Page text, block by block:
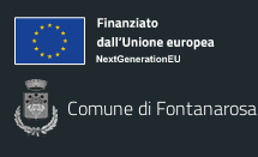
Comune di Fontanarosa